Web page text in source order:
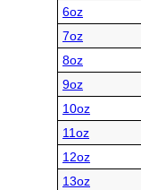
6oz
7oz
8oz
9oz
10oz
11oz
12oz
13oz